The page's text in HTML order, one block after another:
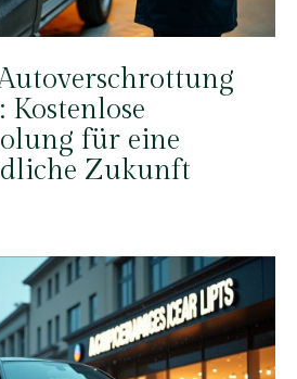
für eine
Zukunft